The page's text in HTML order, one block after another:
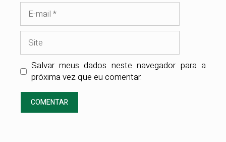
mail
Site
Salvar meus dados neste navegador para a
próxima vez que eu comentar.